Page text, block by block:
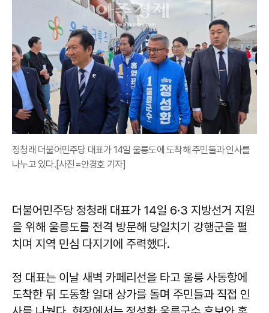
정청래 더불어민주당 대표가 14일 울릉도에 도착해 주민들과 인사를
나누고 있다.[사진=안경호 기자]
더불어민주당정청래 대표가 14일 6·3 지방선거 지원
을 위해 울릉도를 전격 방문해 당일치기 강행군을 펼
치며 지역 민심 다지기에 주력했다.
정 대표는 이날 새벽 카페리선을 타고 울릉 사동항에
도착한 뒤 도동항 일대 상가를 돌며 주민들과 직접 인